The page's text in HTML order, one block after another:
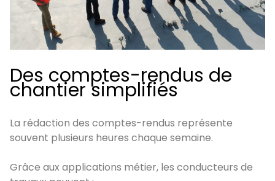
Des comptes-rendus de
chantier simplifiés
La rédaction des comptes-rendus représente
souvent plusieurs heures chaque semaine.
Grâce aux applications métier, les conducteurs de